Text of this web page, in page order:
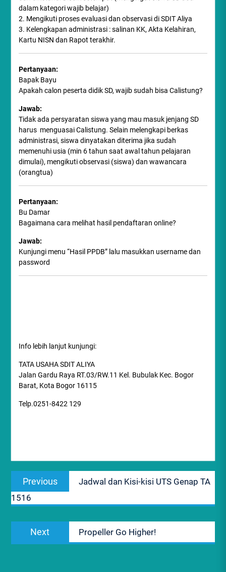
dalam kategori wajib belajar)
2. Mengikuti proses evaluasi dan observasi di SDIT Aliya
3. Kelengkapan administrasi : salinan KK, Akta Kelahiran,
Kartu NISN dan Rapot terakhir.
Pertanyaan:
Bapak Bayu
Apakah calon peserta didik SD, wajib sudah bisa Calistung?
Jawab:
Tidak ada persyaratan siswa yang mau masuk jenjang SD
harus menguasai Calistung. Selain melengkapi berkas
administrasi, siswa dinyatakan diterima jika sudah
memenuhi usia (min 6 tahun saat awal tahun pelajaran
dimulai), mengikuti observasi (siswa) dan wawancara
(orangtua)
Pertanyaan:
Bu Damar
Bagaimana cara melihat hasil pendaftaran online?
Jawab:
Kunjungi menu “Hasil PPDB” lalu masukkan username dan
password
Info lebih lanjut kunjungi:
TATA USAHA SDIT ALIYA
Jalan Gardu Raya RT.03/RW.11 Kel. Bubulak Kec. Bogor
Barat, Kota Bogor 16115
Telp.0251-8422 129
Post
navigation
Previous
Previous
post:
Jadwal dan Kisi-kisi UTS Genap TA
1516
Next
post:
Propeller Go Higher!